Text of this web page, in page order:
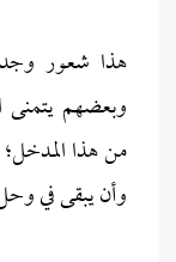
هذا شعور
وبعضهم يتمنى
من هذا المدخل؛
وأن يبقى في